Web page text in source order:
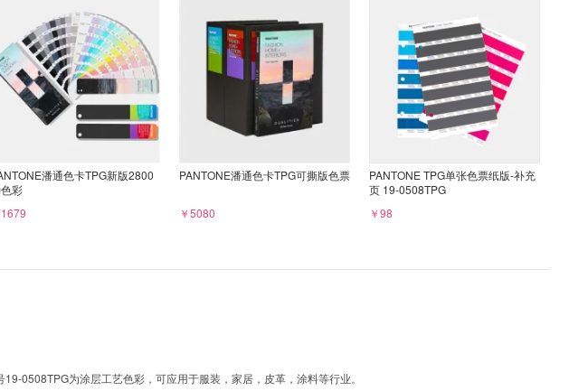
潘通色卡TPG新版2800
彩
1679
PANTONE潘通色卡TPG可撕版色票
￥5080
PANTONE TPG单张色票纸版-补充
页 19-0508TPG
￥98
0508TPG为涂层工艺色彩，可应用于服装，家居，皮革，涂料等行业。